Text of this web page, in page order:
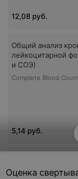
12,08 руб.
Общий анализ
лейкоцитарной
и СОЭ)
Complete Blood
5,14 руб.
Скорость Оседания
Оценка